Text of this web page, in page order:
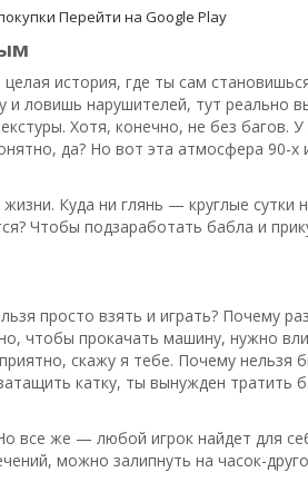
Перейти на Google Play
история, где ты сам
и ловишь нарушителей, тут реально
Хотя, конечно, не без багов.
да? Но вот эта атмосфера 90-х
Куда ни глянь — круглые
Чтобы подзаработать бабла и
просто взять и играть? Почему
чтобы прокачать машину, нужно
скажу я тебе. Почему нельзя
катку, ты вынужден тратить
все же — любой игрок найдет для
можно залипнуть на часок-